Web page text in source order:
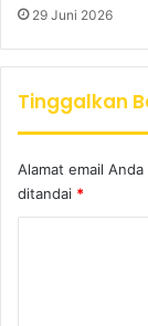
29 Juni 2026
Tinggalkan
Alamat email
ditandai *